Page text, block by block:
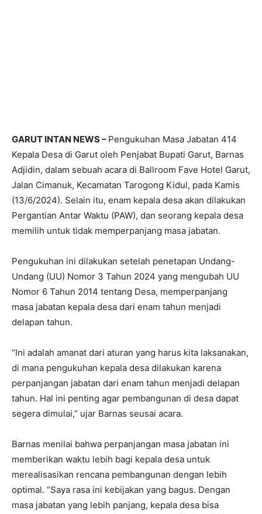
GARUT INTAN NEWS – Pengukuhan Masa Jabatan 414
Kepala Desa di Garut oleh Penjabat Bupati Garut, Barnas
Adjidin, dalam sebuah acara di Ballroom Fave Hotel Garut,
Jalan Cimanuk, Kecamatan Tarogong Kidul, pada Kamis
(13/6/2024). Selain itu, enam kepala desa akan dilakukan
Pergantian Antar Waktu (PAW), dan seorang kepala desa
memilih untuk tidak memperpanjang masa jabatan.
Pengukuhan ini dilakukan setelah penetapan Undang-
Undang (UU) Nomor 3 Tahun 2024 yang mengubah UU
Nomor 6 Tahun 2014 tentang Desa, memperpanjang
masa jabatan kepala desa dari enam tahun menjadi
delapan tahun.
“Ini adalah amanat dari aturan yang harus kita laksanakan,
di mana pengukuhan kepala desa dilakukan karena
perpanjangan jabatan dari enam tahun menjadi delapan
tahun. Hal ini penting agar pembangunan di desa dapat
segera dimulai,” ujar Barnas seusai acara.
Barnas menilai bahwa perpanjangan masa jabatan ini
memberikan waktu lebih bagi kepala desa untuk
merealisasikan rencana pembangunan dengan lebih
optimal. “Saya rasa ini kebijakan yang bagus. Dengan
masa jabatan yang lebih panjang, kepala desa bisa